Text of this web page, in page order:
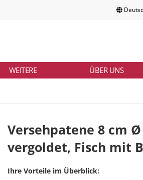
E-Mail
Konto erstellen
Passwort vergessen?
ÜBER UNS
WEITERE
Versehpatene 8 cm Ø
vergoldet, Fisch mit
Ihre Vorteile im Überblick: